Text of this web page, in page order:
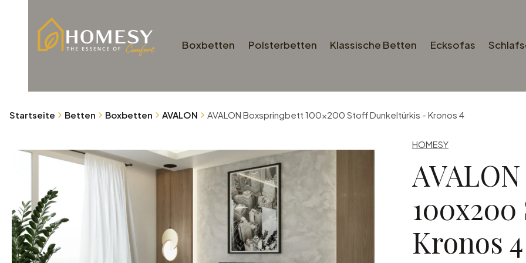
Boxbetten Polsterbetten Klassische Betten Ecksofas
Startseite Betten Boxbetten AVALON AVALON Boxspringbett 100x200 Stoff Dunkeltürkis - Kronos 4
HOMESY
Kronos 4